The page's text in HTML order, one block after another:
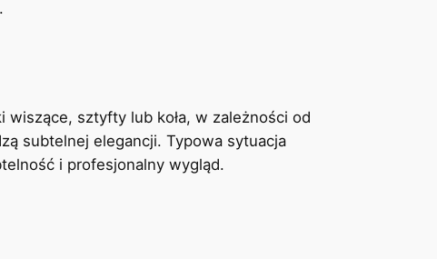
sztyfty lub koła, w zależności od
subtelnej elegancji. Typowa sytuacja
i profesjonalny wygląd.